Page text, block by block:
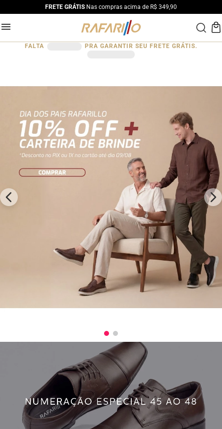
FRETE GRÁTIS Nas compras acima de R$ 349,90
FALTA PRA GARANTIR SEU FRETE GRÁTIS.